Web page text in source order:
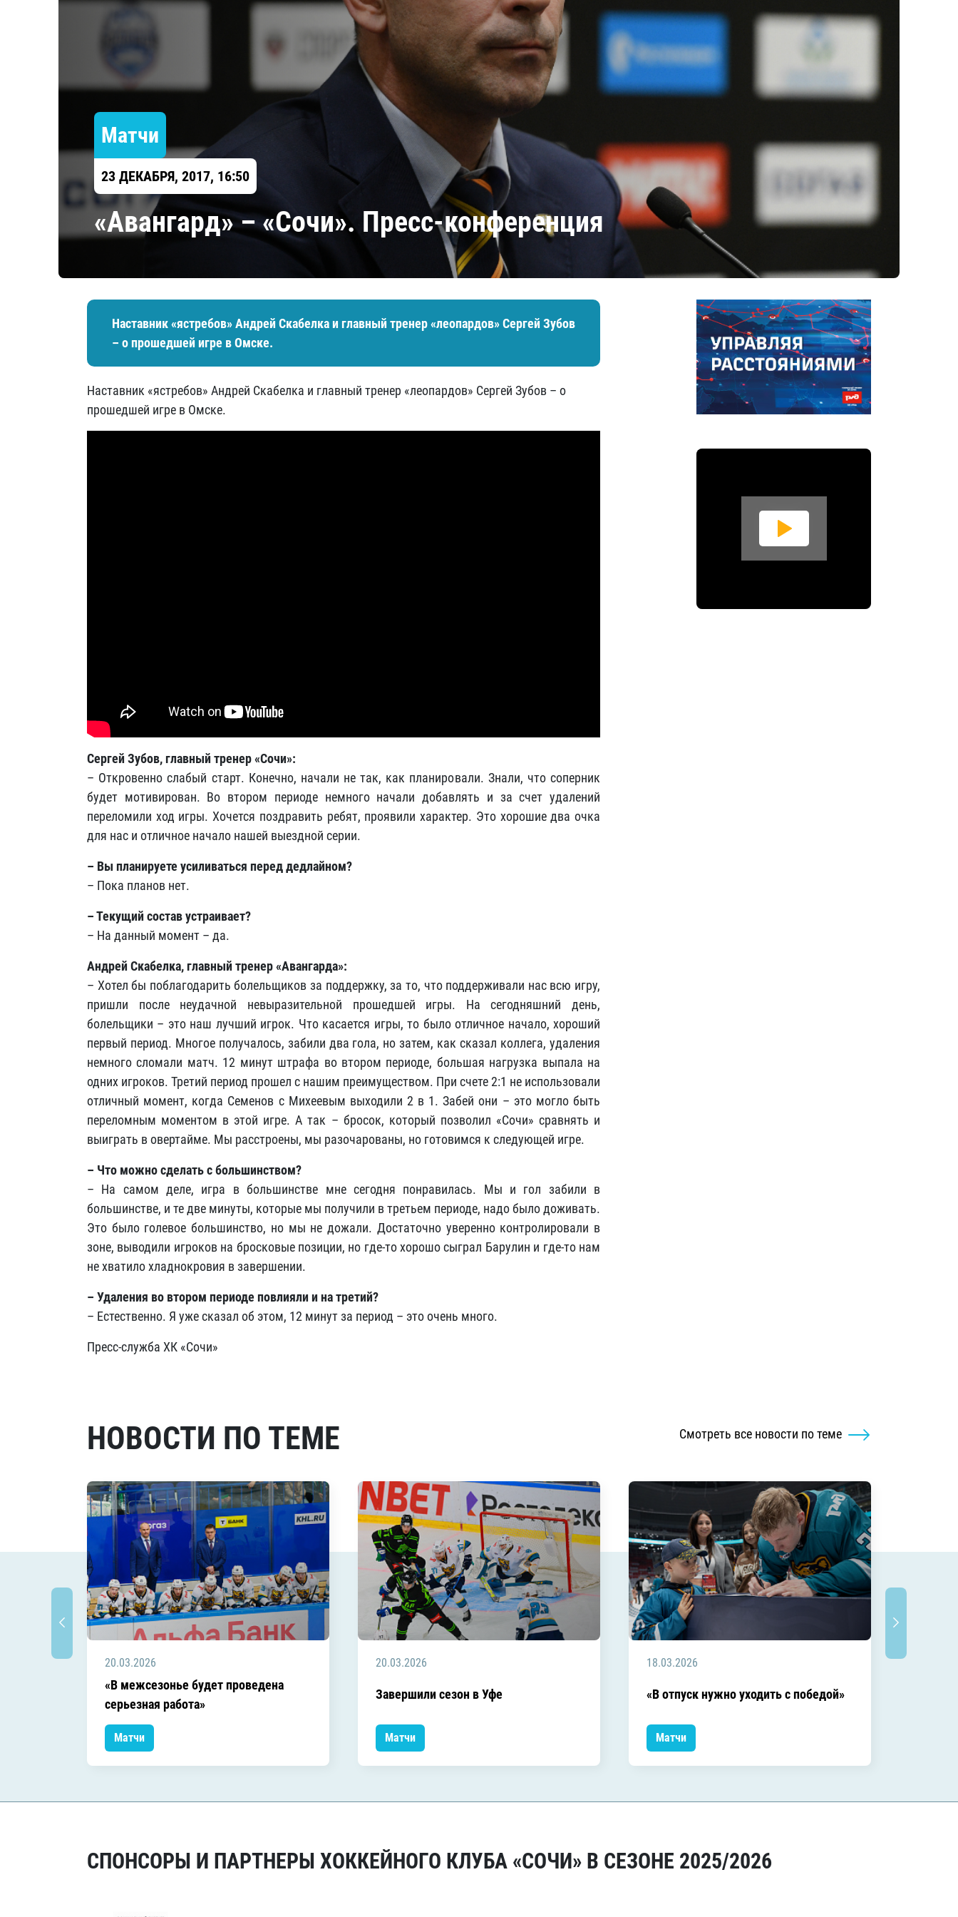
Локомотив Амур
Барыс
Салават Юлаев
Сибирь
Матчи
23 ДЕКАБРЯ, 2017, 16:50
«Авангард» – «Сочи». Пресс-конференция
Наставник «ястребов» Андрей Скабелка и главный тренер «леопардов» Сергей Зубов
– о прошедшей игре в Омске.
Наставник «ястребов» Андрей Скабелка и главный тренер «леопардов» Сергей Зубов – о
прошедшей игре в Омске.
Сергей Зубов, главный тренер «Сочи»:
– Откровенно слабый старт. Конечно, начали не так, как планировали. Знали, что соперник
будет мотивирован. Во втором периоде немного начали добавлять и за счет удалений
переломили ход игры. Хочется поздравить ребят, проявили характер. Это хорошие два очка
для нас и отличное начало нашей выездной серии.
– Вы планируете усиливаться перед дедлайном?
– Пока планов нет.
– Текущий состав устраивает?
– На данный момент – да.
Андрей Скабелка, главный тренер «Авангарда»:
– Хотел бы поблагодарить болельщиков за поддержку, за то, что поддерживали нас всю игру,
пришли после неудачной невыразительной прошедшей игры. На сегодняшний день,
болельщики – это наш лучший игрок. Что касается игры, то было отличное начало, хороший
первый период. Многое получалось, забили два гола, но затем, как сказал коллега, удаления
немного сломали матч. 12 минут штрафа во втором периоде, большая нагрузка выпала на
одних игроков. Третий период прошел с нашим преимуществом. При счете 2:1 не использовали
отличный момент, когда Семенов с Михеевым выходили 2 в 1. Забей они – это могло быть
переломным моментом в этой игре. А так – бросок, который позволил «Сочи» сравнять и
выиграть в овертайме. Мы расстроены, мы разочарованы, но готовимся к следующей игре.
– Что можно сделать с большинством?
– На самом деле, игра в большинстве мне сегодня понравилась. Мы и гол забили в
большинстве, и те две минуты, которые мы получили в третьем периоде, надо было доживать.
Это было голевое большинство, но мы не дожали. Достаточно уверенно контролировали в
зоне, выводили игроков на бросковые позиции, но где-то хорошо сыграл Барулин и где-то нам
не хватило хладнокровия в завершении.
– Удаления во втором периоде повлияли и на третий?
– Естественно. Я уже сказал об этом, 12 минут за период – это очень много.
Пресс-служба ХК «Сочи»
НОВОСТИ ПО ТЕМЕ Смотреть все новости по теме
20.03.2026
«В межсезонье будет проведена
серьезная работа»
Матчи
20.03.2026
Завершили сезон в Уфе
Матчи
18.03.2026
«В отпуск нужно уходить с победой»
Матчи
СПОНСОРЫ И ПАРТНЕРЫ ХОККЕЙНОГО КЛУБА «СОЧИ» В СЕЗОНЕ 2025/2026